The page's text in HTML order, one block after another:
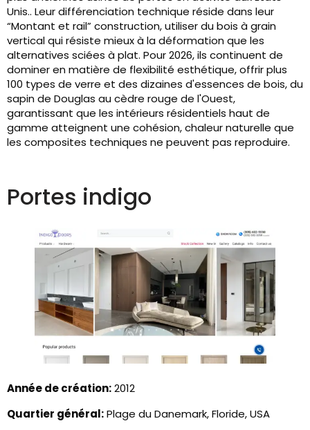
Unis.. Leur différenciation technique réside dans leur
“Montant et rail” construction, utiliser du bois à grain
vertical qui résiste mieux à la déformation que les
alternatives sciées à plat. Pour 2026, ils continuent de
dominer en matière de flexibilité esthétique, offrir plus
100 types de verre et des dizaines d'essences de bois, du
sapin de Douglas au cèdre rouge de l'Ouest,
garantissant que les intérieurs résidentiels haut de
gamme atteignent une cohésion, chaleur naturelle que
les composites techniques ne peuvent pas reproduire.
Portes indigo
Année de création:2012
Quartier général:Plage du Danemark, Floride, USA